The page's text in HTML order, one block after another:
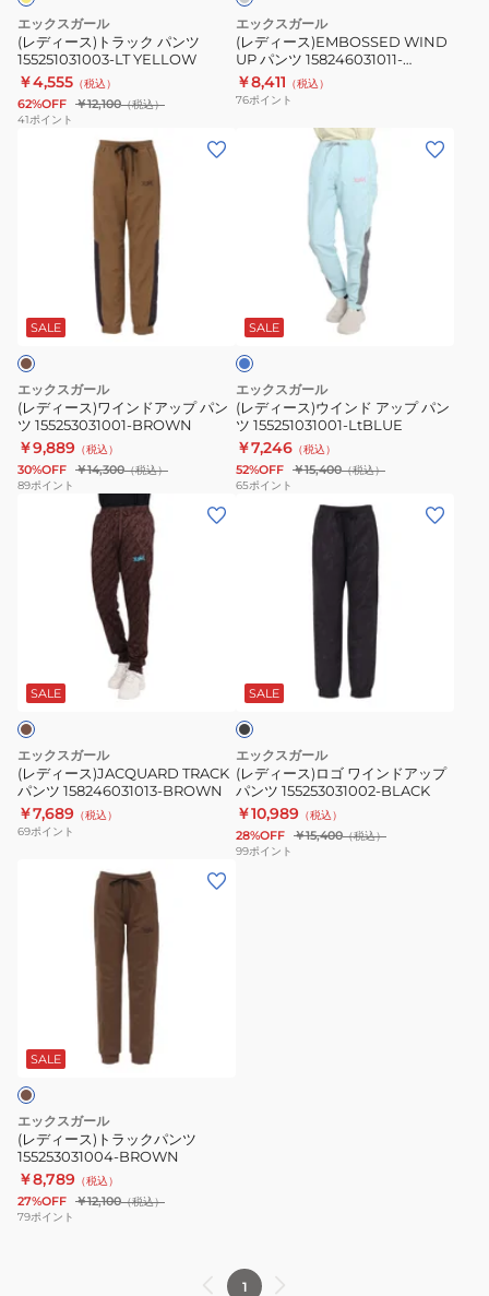
パ
ン
ツ
155251031003-
LT
エックスガール
(レディース)トラック パンツ
155251031003-LT YELLOW
￥4,555 （税込）
62%OFF ￥12,100（税込）
41ポイント
ツ
158246031011-
CHARCOAL
グ
レ
ー
エックスガール
(レディース)EMBOSSED WIND
UP パンツ 158246031011-
CHARCOAL
￥8,411 （税込）
76ポイント
ン
ド
ア
ッ
プ
パ
ン
155253031001-
SALE
エックスガール
(レディース)ワインドアップ パン
ツ 155253031001-BROWN
￥9,889 （税込）
30%OFF ￥14,300（税込）
89ポイント
ン
ド
ア
ッ
プ
パ
ン
155251031001-
SALE
ラ
イ
ト
ー エックスガール
(レディース)ウインド アップ パン
ツ 155251031001-LtBLUE
￥7,246 （税込）
52%OFF ￥15,400（税込）
65ポイント
ス)JACQUARD
ン
ツ
158246031013-
BROWN
SALE
エックスガール
(レディース)JACQUARD TRACK
パンツ 158246031013-BROWN
￥7,689 （税込）
69ポイント
ワ
イ
ン
ド
ア
ッ
プ
SALE
ラ
ッ
エックスガール
(レディース)ロゴ ワインドアップ
パンツ 155253031002-BLACK
￥10,989 （税込）
28%OFF ￥15,400（税込）
99ポイント
ッ
ク
パ
ン
ツ
155253031004-
BROWN
SALE
エックスガール
(レディース)トラックパンツ
155253031004-BROWN
￥8,789 （税込）
27%OFF ￥12,100（税込）
79ポイント
1